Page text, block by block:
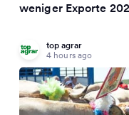
weniger Exporte
top agrar
4 hours ago